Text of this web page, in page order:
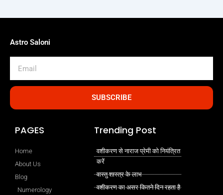
Astro Saloni
SUBSCRIBE
PAGES
Home
About Us
Blog
Numerology
Trending Post
वशीकरण से नाराज प्रेमी को नियंत्रित
करें
वास्तु शास्त्र के लाभ
वशीकरण का असर कितने दिन रहता है